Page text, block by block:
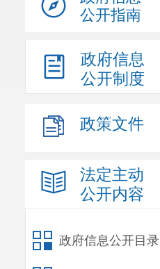
公开指南
政府信息
公开制度
政策文件
法定主动
公开内容
政府信息公开目录